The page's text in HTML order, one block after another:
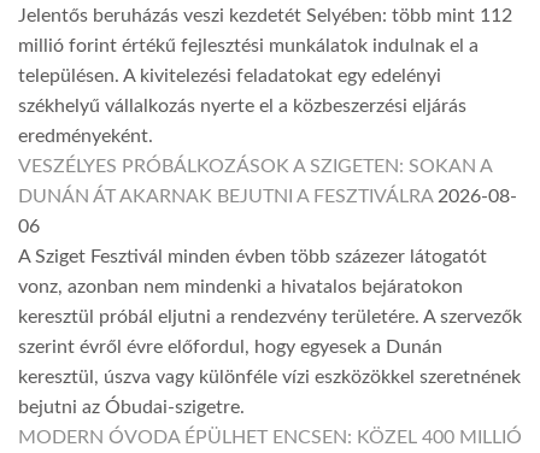
Jelentős beruházás veszi kezdetét Selyében: több mint 112
millió forint értékű fejlesztési munkálatok indulnak el a
településen. A kivitelezési feladatokat egy edelényi
székhelyű vállalkozás nyerte el a közbeszerzési eljárás
eredményeként.
VESZÉLYES PRÓBÁLKOZÁSOK A SZIGETEN: SOKAN A
DUNÁN ÁT AKARNAK BEJUTNI A FESZTIVÁLRA 2026-08-
06
A Sziget Fesztivál minden évben több százezer látogatót
vonz, azonban nem mindenki a hivatalos bejáratokon
keresztül próbál eljutni a rendezvény területére. A szervezők
szerint évről évre előfordul, hogy egyesek a Dunán
keresztül, úszva vagy különféle vízi eszközökkel szeretnének
bejutni az Óbudai-szigetre.
MODERN ÓVODA ÉPÜLHET ENCSEN: KÖZEL 400 MILLIÓ